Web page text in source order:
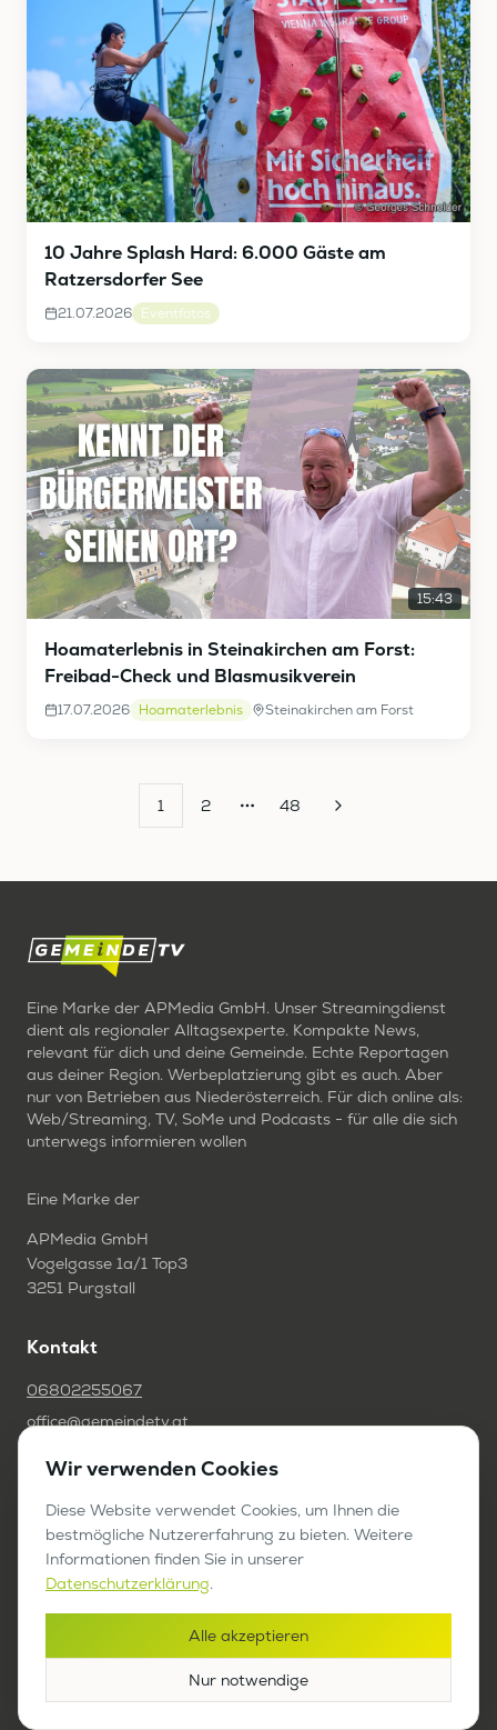
10 Jahre Splash Hard: 6.000 Gäste am
Ratzersdorfer See
21.07.2026 Eventfotos
15:43
Hoamaterlebnis in Steinakirchen am Forst:
Freibad-Check und Blasmusikverein
17.07.2026 Hoamaterlebnis Steinakirchen am Forst
1 2 More pages
48
Eine Marke der APMedia GmbH. Unser Streamingdienst
dient als regionaler Alltagsexperte. Kompakte News,
relevant für dich und deine Gemeinde. Echte Reportagen
aus deiner Region. Werbeplatzierung gibt es auch. Aber
nur von Betrieben aus Niederösterreich. Für dich online als:
Web/Streaming, TV, SoMe und Podcasts - für alle die sich
unterwegs informieren wollen
Eine Marke der
APMedia GmbH
Vogelgasse 1a/1 Top3
3251 Purgstall
Kontakt
06802255067
office@gemeindetv.at
FAQ
IMPRESSUM
DATENSCHUTZ
Werben auf GemeindeTV
Wir verwenden Cookies
Diese Website verwendet Cookies, um Ihnen die
bestmögliche Nutzererfahrung zu bieten. Weitere
Informationen finden Sie in unserer
Datenschutzerklärung.
Alle akzeptieren
Nur notwendige